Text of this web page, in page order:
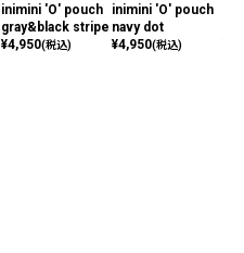
inimini 'O' pouch
gray&black stripe
¥4,950(税込)
inimini 'O' pouch
navy dot
¥4,950(税込)